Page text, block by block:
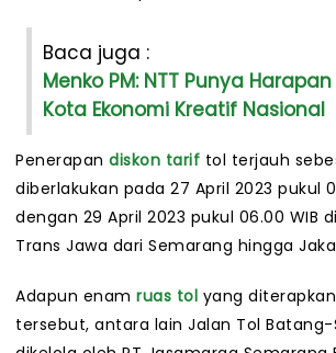
Baca juga :
Menko PM: NTT Punya
Kota Ekonomi Kreatif Nasional
Penerapan diskon tarif tol terjauh
diberlakukan pada 27 April 2023 pukul
dengan 29 April 2023 pukul 06.00 WIB
Trans Jawa dari Semarang hingga
Adapun enam ruas tol yang diterapkan
tersebut, antara lain Jalan Tol